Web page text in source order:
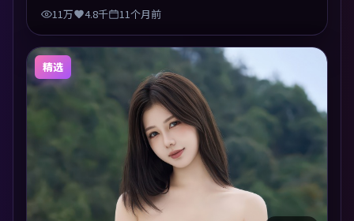
像。11万 4.8千 11个月前
精选